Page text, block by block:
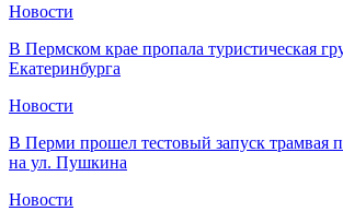
Новости
​В Пермском крае пропала туристическая
Екатеринбурга
Новости
В Перми прошел тестовый запуск трамвая
на ул. Пушкина
Новости